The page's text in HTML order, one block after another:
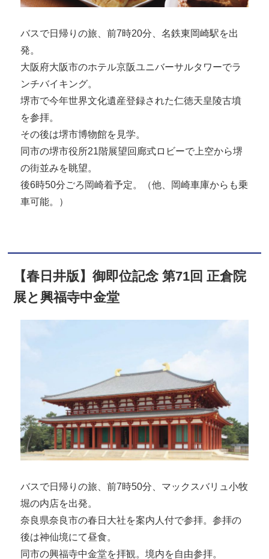
バスで日帰りの旅、前7時20分、名鉄東岡崎駅を出
発。
大阪府大阪市のホテル京阪ユニバーサルタワーでラ
ンチバイキング。
堺市で今年世界文化遺産登録された仁徳天皇陵古墳
を参拝。
その後は堺市博物館を見学。
同市の堺市役所21階展望回廊式ロビーで上空から堺
の街並みを眺望。
後6時50分ごろ岡崎着予定。（他、岡崎車庫からも乗
車可能。）
【春日井版】御即位記念 第71回 正倉院
展と興福寺中金堂
バスで日帰りの旅、前7時50分、マックスバリュ小牧
堀の内店を出発。
奈良県奈良市の春日大社を案内人付で参拝。参拝の
後は神仙境にて昼食。
同市の興福寺中金堂を拝観。境内を自由参拝。